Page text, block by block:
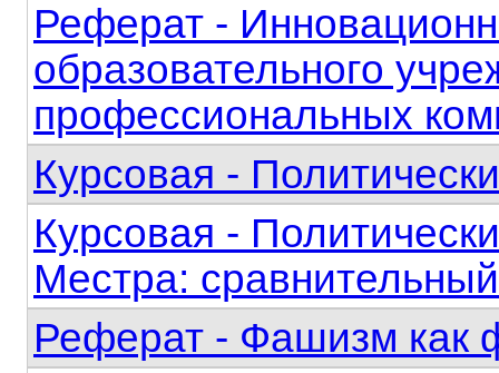
Реферат -
образовательного
профессиональных
Курсовая -
Курсовая -
Местра:
Реферат - Фашизм как